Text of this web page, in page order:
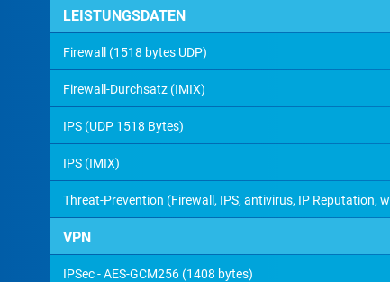
LEISTUNGSDATEN
Firewall (1518 bytes UDP)
Firewall-Durchsatz (IMIX)
IPS (UDP 1518 Bytes)
IPS (IMIX)
Threat-Prevention (Firewall, IPS, antivirus, IP Reputation,
VPN
IPSec - AES-GCM256 (1408 bytes)